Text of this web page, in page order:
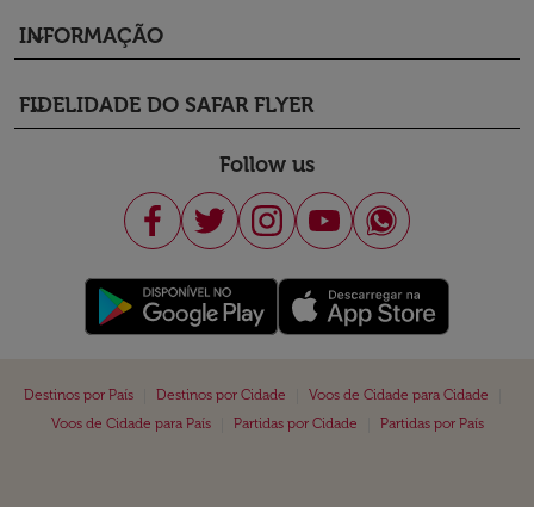
INFORMAÇÃO
keyboard_arrow_down
FIDELIDADE DO SAFAR FLYER
keyboard_arrow_down
Follow us
Destinos por País Destinos por Cidade Voos de Cidade para Cidade
Voos de Cidade para País
Partidas por Cidade Partidas por País